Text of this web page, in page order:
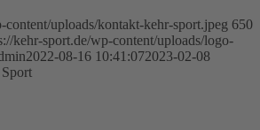
content/uploads/kontakt-kehr-sport.jpeg 650
kehr-sport.de/wp-content/uploads/logo-
2022-08-16 10:41:072023-02-08